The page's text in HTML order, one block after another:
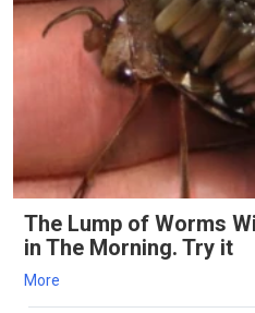
The Lump of Worms
in The Morning. Try it
More